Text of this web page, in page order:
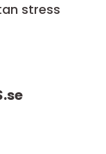
du utan stress
se